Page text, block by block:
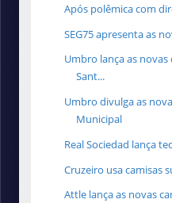
Após polêmica com
SEG75 apresenta as
Umbro lança as
Sant...
Umbro divulga as
Municipal
Real Sociedad lança
Cruzeiro usa camisas
Attle lança as novas